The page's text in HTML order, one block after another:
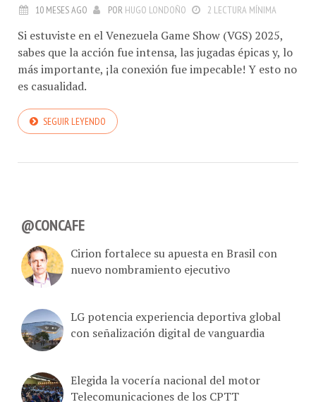
10 MESES AGO POR HUGO LONDOÑO 2 LECTURA MÍNIMA
Si estuviste en el Venezuela Game Show (VGS) 2025,
sabes que la acción fue intensa, las jugadas épicas y, lo
más importante, ¡la conexión fue impecable! Y esto no
es casualidad.
SEGUIR LEYENDO
@CONCAFE
Cirion fortalece su apuesta en Brasil con
nuevo nombramiento ejecutivo
LG potencia experiencia deportiva global
con señalización digital de vanguardia
Elegida la vocería nacional del motor
Telecomunicaciones de los CPTT